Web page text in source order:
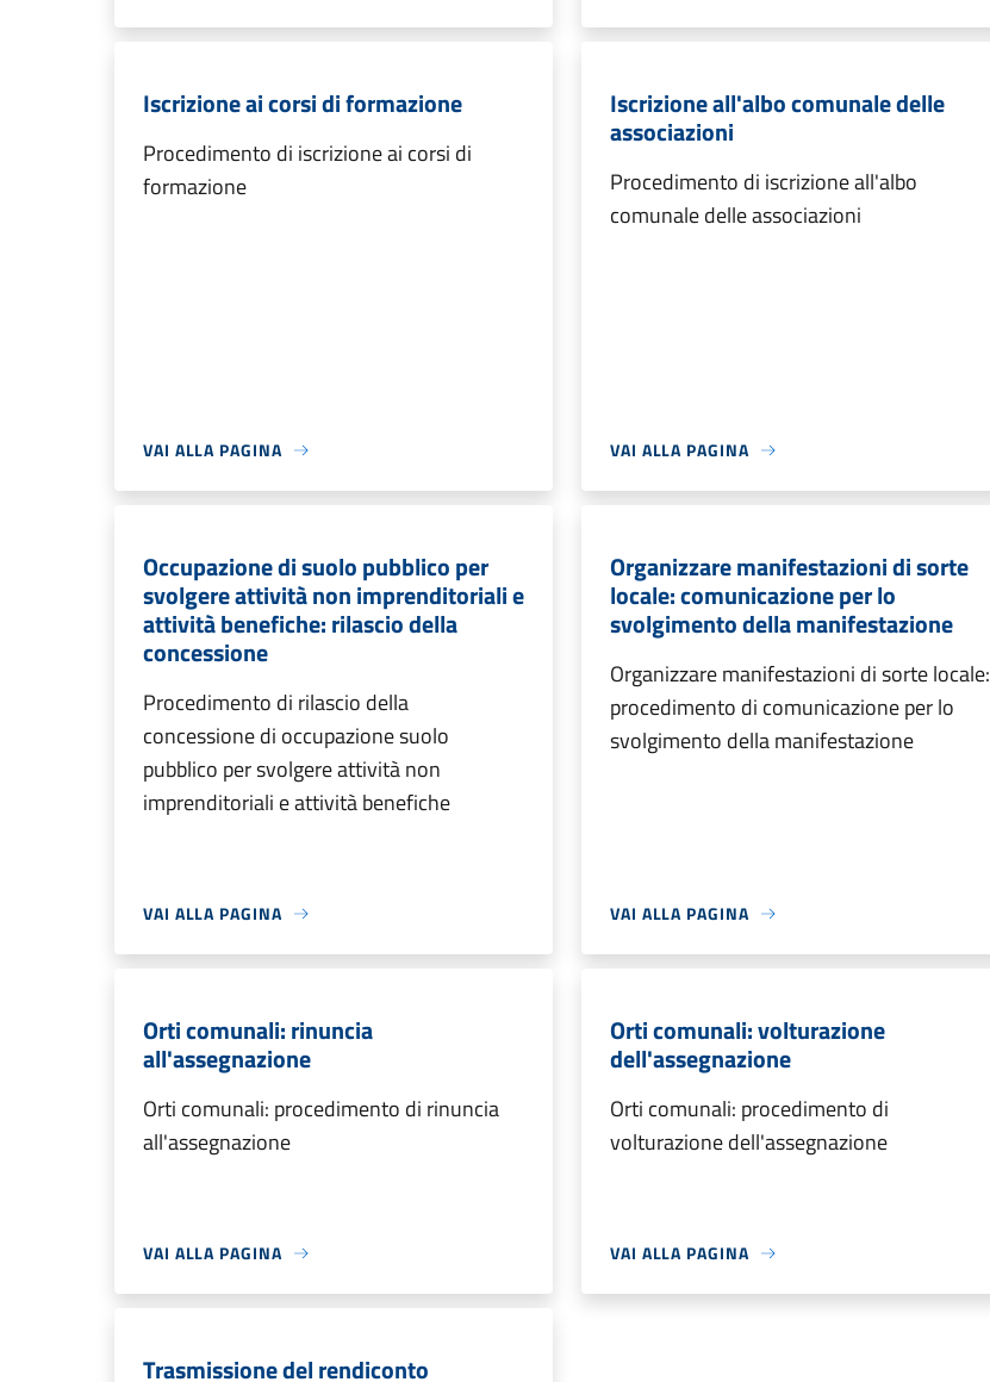
Iscrizione ai corsi di formazione
Procedimento di iscrizione ai corsi di
formazione
VAI ALLA PAGINA
Iscrizione all'albo comunale delle
associazioni
Procedimento di iscrizione all'albo
comunale delle associazioni
VAI ALLA PAGINA
Occupazione di suolo pubblico per
svolgere attività non imprenditoriali e
attività benefiche: rilascio della
concessione
Procedimento di rilascio della
concessione di occupazione suolo
pubblico per svolgere attività non
imprenditoriali e attività benefiche
VAI ALLA PAGINA
Organizzare manifestazioni di sorte
locale: comunicazione per lo
svolgimento della manifestazione
Organizzare manifestazioni di sorte locale:
procedimento di comunicazione per lo
svolgimento della manifestazione
VAI ALLA PAGINA
Orti comunali: rinuncia
all'assegnazione
Orti comunali: procedimento di rinuncia
all'assegnazione
VAI ALLA PAGINA
Orti comunali: volturazione
dell'assegnazione
Orti comunali: procedimento di
volturazione dell'assegnazione
VAI ALLA PAGINA
Trasmissione del rendiconto